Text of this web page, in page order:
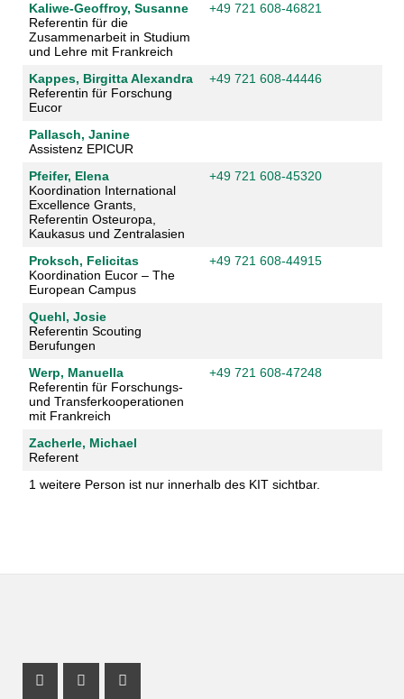
Kaliwe-Geoffroy, Susanne
Referentin für die
Zusammenarbeit in Studium
und Lehre mit Frankreich
+49 721 608-46821
Kappes, Birgitta Alexandra
Referentin für Forschung
Eucor
+49 721 608-44446
Pallasch, Janine
Assistenz EPICUR
Pfeifer, Elena
Koordination International
Excellence Grants,
Referentin Osteuropa,
Kaukasus und Zentralasien
+49 721 608-45320
Proksch, Felicitas
Koordination Eucor – The
European Campus
+49 721 608-44915
Quehl, Josie
Referentin Scouting
Berufungen
Werp, Manuella
Referentin für Forschungs-
und Transferkooperationen
mit Frankreich
+49 721 608-47248
Zacherle, Michael
Referent
1 weitere Person ist nur innerhalb des KIT sichtbar.